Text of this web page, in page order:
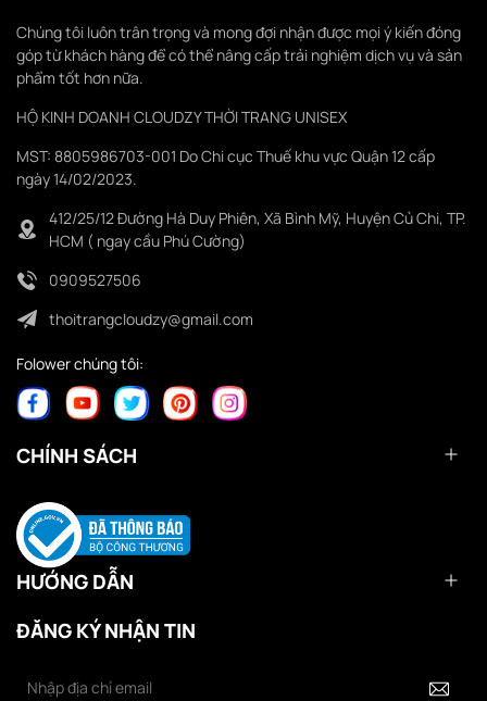
Chúng tôi luôn trân trọng và mong đợi nhận được mọi ý kiến đóng
góp từ khách hàng để có thể nâng cấp trải nghiệm dịch vụ và sản
phẩm tốt hơn nữa.
HỘ KINH DOANH CLOUDZY THỜI TRANG UNISEX
MST: 8805986703-001 Do Chi cục Thuế khu vực Quận 12 cấp
ngày 14/02/2023.
412/25/12 Đường Hà Duy Phiên, Xã Bình Mỹ, Huyện Củ Chi, TP.
HCM ( ngay cầu Phú Cường)
0909527506
thoitrangcloudzy@gmail.com
Folower chúng tôi:
CHÍNH SÁCH
HƯỚNG DẪN
ĐĂNG KÝ NHẬN TIN